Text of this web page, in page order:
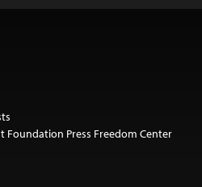
Foundation Press Freedom Center